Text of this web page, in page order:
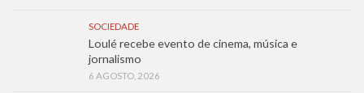
SOCIEDADE
Loulé recebe evento de cinema, música e
jornalismo
6 AGOSTO, 2026